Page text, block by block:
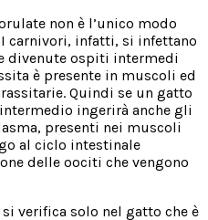
non è l’unico modo
carnivori, infatti, si infettano
divenute ospiti intermedi
è presente in muscoli ed
Quindi se un gatto
ingerirà anche gli
presenti nei muscoli
al ciclo intestinale
delle oociti che vengono
verifica solo nel gatto che è